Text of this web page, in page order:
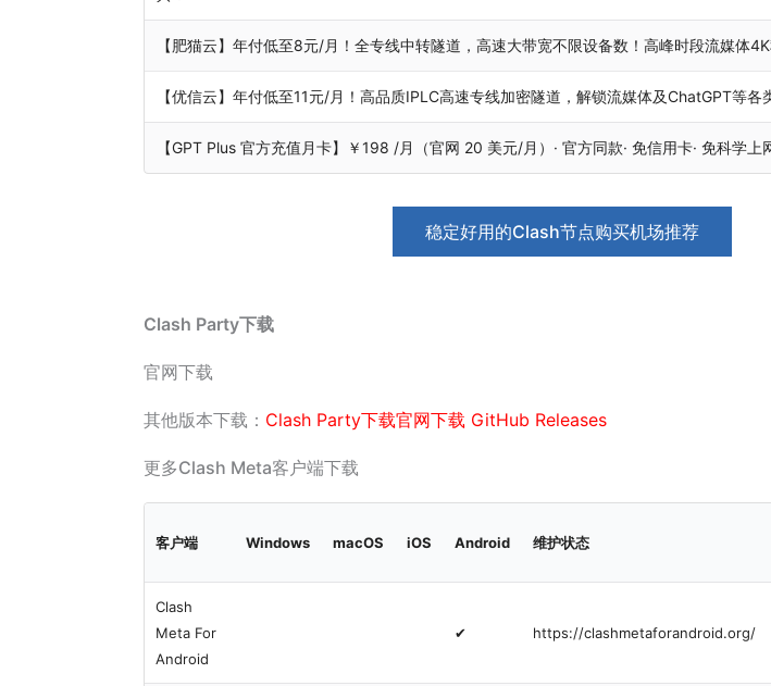
【肥猫云】年付低至8元/月！全专线中转隧道，高速大带宽不限设备数！高峰时段流媒体4K
【优信云】年付低至11元/月！高品质IPLC高速专线加密隧道，解锁流媒体及ChatGPT等各
【GPT Plus 官方充值月卡】￥198 /月（官网 20 美元/月）· 官方同款· 免信用卡· 免科学上
稳定好用的Clash节点购买机场推荐
Clash Party下载
官网下载
其他版本下载： Clash Party下载官网下载 GitHub Releases
更多Clash Meta客户端下载
客户端 Windows macOS iOS Android 维护状态
Clash
Meta For
Android
✔ https://clashmetaforandroid.org/